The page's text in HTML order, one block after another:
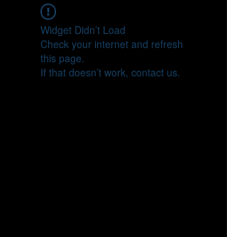
Widget Didn’t Load
Check your internet and refresh
this page.
If that doesn’t work, contact us.